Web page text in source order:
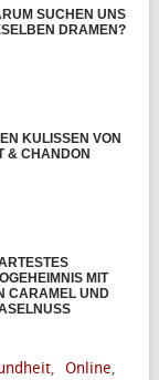
SUCHEN UNS
DRAMEN?
KULISSEN VON
& CHANDON
MIT
CARAMEL UND
, Online,